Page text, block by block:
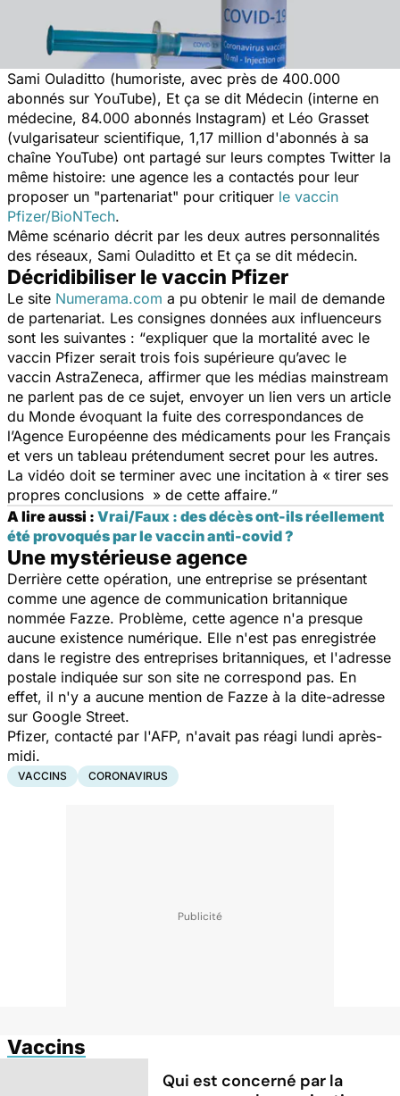
Sami Ouladitto (humoriste, avec près de 400.000
abonnés sur YouTube), Et ça se dit Médecin (interne en
médecine, 84.000 abonnés Instagram) et Léo Grasset
(vulgarisateur scientifique, 1,17 million d'abonnés à sa
chaîne YouTube) ont partagé sur leurs comptes Twitter la
même histoire: une agence les a contactés pour leur
proposer un "partenariat" pour critiquer le vaccin
Pfizer/BioNTech.
Même scénario décrit par les deux autres personnalités
des réseaux, Sami Ouladitto et Et ça se dit médecin.
Décridibiliser le vaccin Pfizer
Le site Numerama.com a pu obtenir le mail de demande
de partenariat. Les consignes données aux influenceurs
sont les suivantes : “expliquer que la mortalité avec le
vaccin Pfizer serait trois fois supérieure qu’avec le
vaccin AstraZeneca, affirmer que les médias mainstream
ne parlent pas de ce sujet, envoyer un lien vers un article
du Monde évoquant la fuite des correspondances de
l’Agence Européenne des médicaments pour les Français
et vers un tableau prétendument secret pour les autres.
La vidéo doit se terminer avec une incitation à « tirer ses
propres conclusions » de cette affaire.”
A lire aussi : Vrai/Faux : des décès ont-ils réellement
été provoqués par le vaccin anti-covid ?
Une mystérieuse agence
Derrière cette opération, une entreprise se présentant
comme une agence de communication britannique
nommée Fazze. Problème, cette agence n'a presque
aucune existence numérique. Elle n'est pas enregistrée
dans le registre des entreprises britanniques, et l'adresse
postale indiquée sur son site ne correspond pas. En
effet, il n'y a aucune mention de Fazze à la dite-adresse
sur Google Street.
Pfizer, contacté par l'AFP, n'avait pas réagi lundi après-
midi.
VACCINS CORONAVIRUS
Vaccins
Qui est concerné par la